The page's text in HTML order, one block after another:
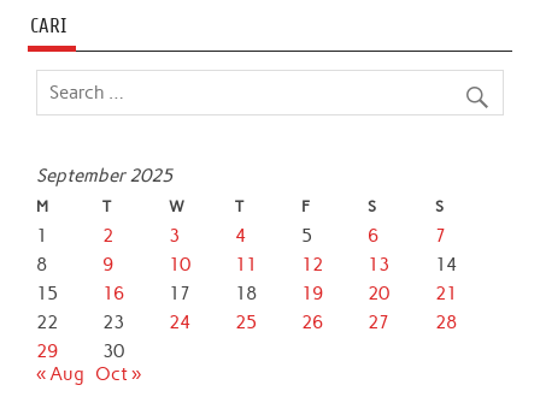
CARI
September 2025
M T W T F S S
1 2 3 4 5 6
7
8
9 10 11 12 13
14
15
16 17 18 19 20
21
22
23 24 25 26 27
28
29
30
« Aug
Oct »